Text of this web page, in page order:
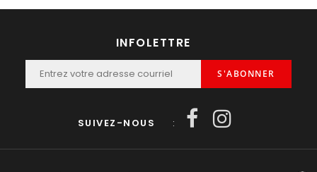
INFOLETTRE
S'ABONNER
SUIVEZ-NOUS :